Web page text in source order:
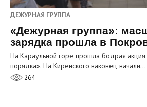
ДЕЖУРНАЯ ГРУППА
«Дежурная группа»:
зарядка прошла в
На Караульной горе прошла бодрая
порядка». На Киренского наконец начали…
264